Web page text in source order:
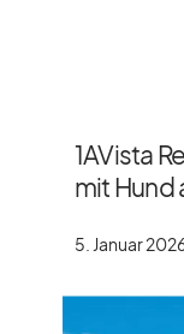
1AVista
mit Hund
5. Januar